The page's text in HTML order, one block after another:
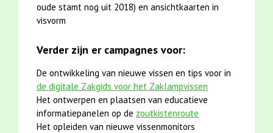
oude stamt nog uit 2018) en ansichtkaarten in
visvorm
Verder zijn er campagnes voor:
De ontwikkeling van nieuwe vissen en tips voor in
de digitale Zakgids voor het Zaklampvissen
Het ontwerpen en plaatsen van educatieve
informatiepanelen op de zoutkistenroute
Het opleiden van nieuwe vissenmonitors